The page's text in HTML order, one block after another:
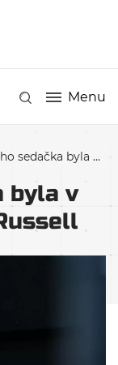
Menu
v ohrožení, prozradil Russell
byla v